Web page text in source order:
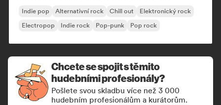
Indie pop Alternativní rock Chill out
Elektronický rock
Electropop
Indie rock Pop-punk Pop rock
Chcete se spojit s těmito
hudebními profesionály?
Pošlete svou skladbu více než 3 000
hudebním profesionálům a kurátorům.